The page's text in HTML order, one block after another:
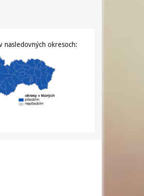
nasledovných okresoch: